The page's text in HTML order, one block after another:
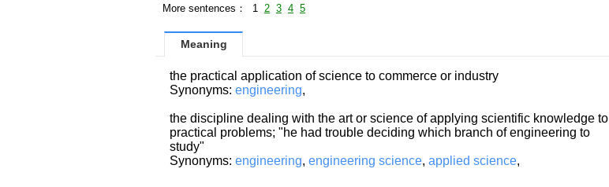
More sentences： 1 2 3 4 5
Meaning
the practical application of science to commerce or industry
Synonyms: engineering,
the discipline dealing with the art or science of applying scientific knowledge to
practical problems; "he had trouble deciding which branch of engineering to
study"
Synonyms: engineering, engineering science, applied science,